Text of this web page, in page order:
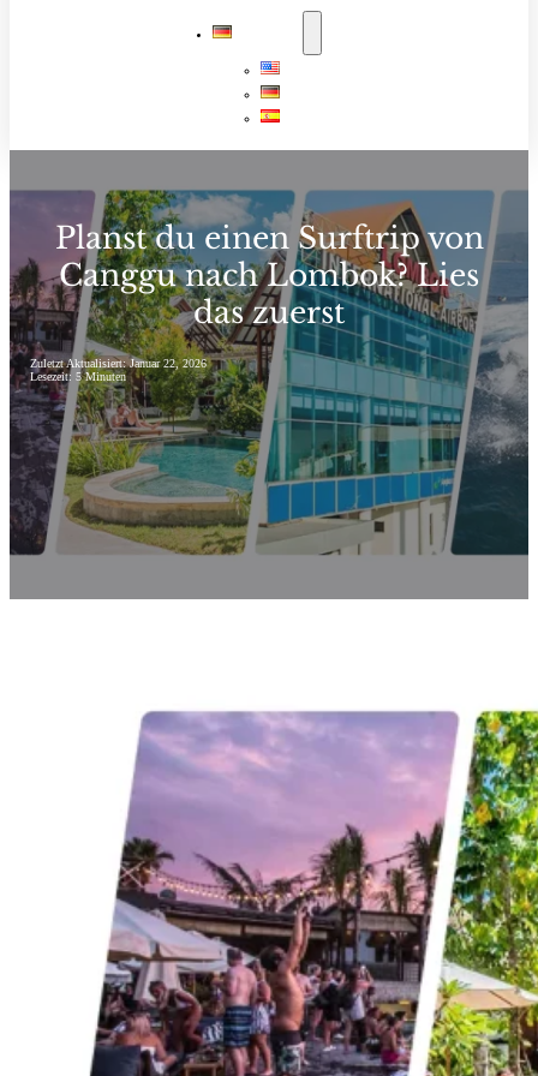
Planst du einen Surftrip von
Canggu nach Lombok? Lies
das zuerst
Zuletzt Aktualisiert: Januar 22, 2026
Lesezeit: 5 Minuten